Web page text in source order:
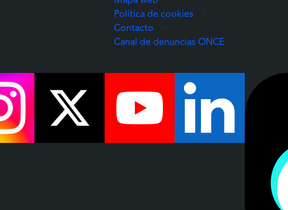
Política de cookies
Contacto
Canal de denuncias ONCE(Abre una